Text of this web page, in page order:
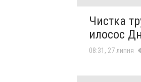
Чистка
илосос
08:31, 27 липня